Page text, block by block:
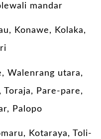
mandar
Konawe, Kolaka,
Walenrang utara,
Toraja, Pare-pare,
Palopo
Kotaraya, Toli-